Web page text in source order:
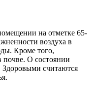
на отметке 65-
воздуха в
Кроме того,
почве. О состоянии
Здоровыми считаются